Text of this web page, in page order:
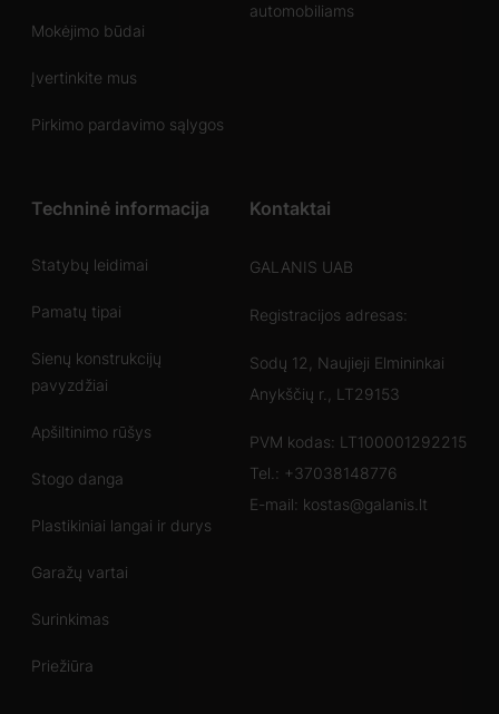
Mokėjimo būdai
Įvertinkite mus
Pirkimo pardavimo sąlygos
automobiliams
Techninė informacija
Statybų leidimai
Pamatų tipai
Sienų konstrukcijų
pavyzdžiai
Apšiltinimo rūšys
Stogo danga
Plastikiniai langai ir durys
Garažų vartai
Surinkimas
Priežiūra
Kontaktai
GALANIS UAB
Registracijos adresas:
Sodų 12, Naujieji Elmininkai
Anykščių r., LT29153
PVM kodas: LT100001292215
Tel.: +37038148776
E-mail: kostas@galanis.lt